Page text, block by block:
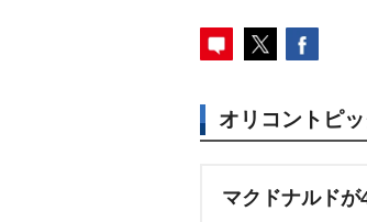
オリコントピ
マクドナルドが